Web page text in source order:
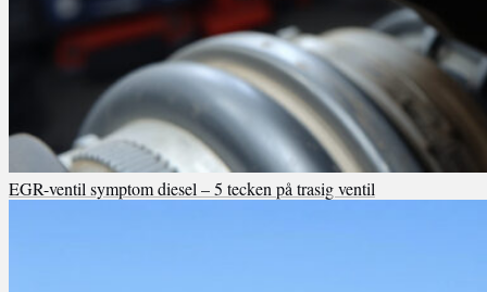
EGR-ventil symptom diesel – 5 tecken på trasig ventil